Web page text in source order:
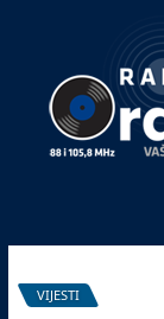
website!
VIJESTI